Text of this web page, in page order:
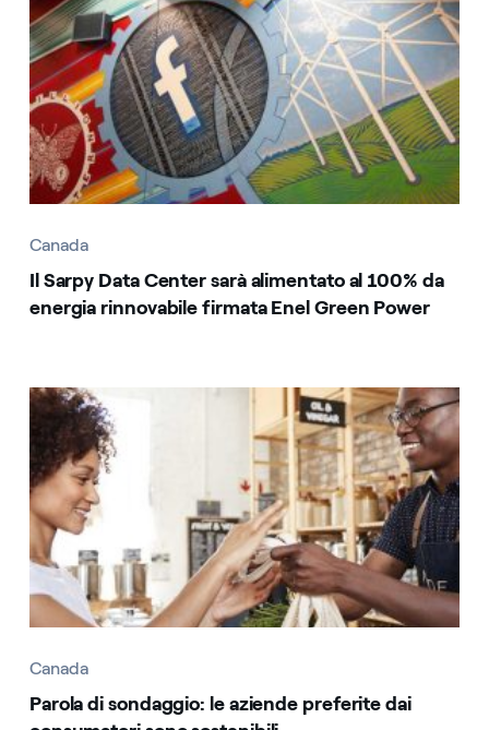
Canada
Il Sarpy Data Center sarà alimentato al 100% da
energia rinnovabile firmata Enel Green Power
Canada
Canada
Parola di sondaggio: le aziende preferite dai